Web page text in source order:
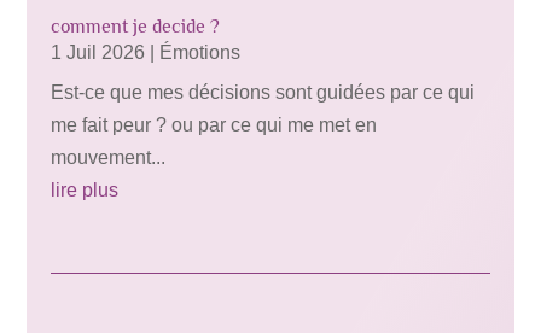
comment je decide ?
1 Juil 2026
Émotions
Est-ce que mes décisions sont guidées par ce qui
me fait peur ? ou par ce qui me met en
mouvement...
lire plus